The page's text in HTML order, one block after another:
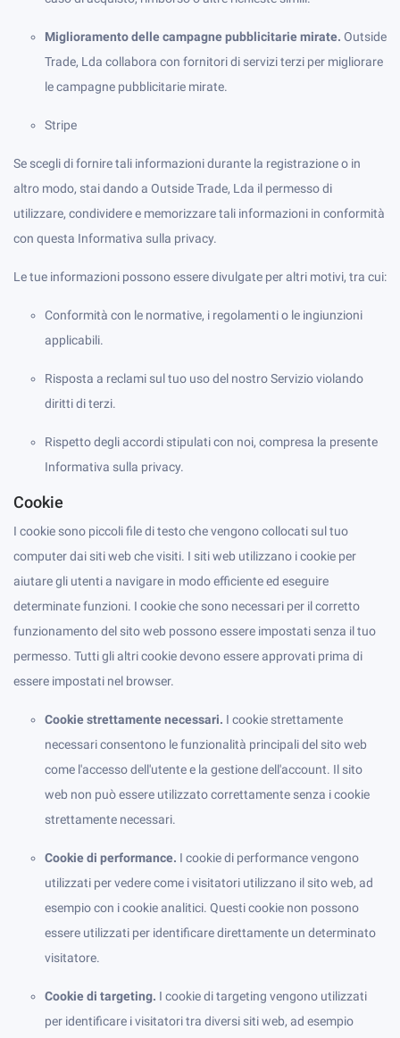
Miglioramento delle campagne pubblicitarie mirate. Outside
Trade, Lda collabora con fornitori di servizi terzi per migliorare
le campagne pubblicitarie mirate.
Stripe
Se scegli di fornire tali informazioni durante la registrazione o in
altro modo, stai dando a Outside Trade, Lda il permesso di
utilizzare, condividere e memorizzare tali informazioni in conformità
con questa Informativa sulla privacy.
Le tue informazioni possono essere divulgate per altri motivi, tra cui:
Conformità con le normative, i regolamenti o le ingiunzioni
applicabili.
Risposta a reclami sul tuo uso del nostro Servizio violando
diritti di terzi.
Rispetto degli accordi stipulati con noi, compresa la presente
Informativa sulla privacy.
Cookie
I cookie sono piccoli file di testo che vengono collocati sul tuo
computer dai siti web che visiti. I siti web utilizzano i cookie per
aiutare gli utenti a navigare in modo efficiente ed eseguire
determinate funzioni. I cookie che sono necessari per il corretto
funzionamento del sito web possono essere impostati senza il tuo
permesso. Tutti gli altri cookie devono essere approvati prima di
essere impostati nel browser.
Cookie strettamente necessari. I cookie strettamente
necessari consentono le funzionalità principali del sito web
come l'accesso dell'utente e la gestione dell'account. Il sito
web non può essere utilizzato correttamente senza i cookie
strettamente necessari.
Cookie di performance. I cookie di performance vengono
utilizzati per vedere come i visitatori utilizzano il sito web, ad
esempio con i cookie analitici. Questi cookie non possono
essere utilizzati per identificare direttamente un determinato
visitatore.
Cookie di targeting. I cookie di targeting vengono utilizzati
per identificare i visitatori tra diversi siti web, ad esempio